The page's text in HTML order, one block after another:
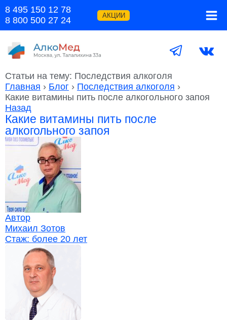
Перейти
содержимому
8 495 150 12 78
8 800 500 27 24
АКЦИИ
Статьи на тему: Последствия алкоголя
Главная › Блог › Последствия алкоголя ›
Какие витамины пить после алкогольного запоя
Назад
Какие витамины пить после
алкогольного запоя
Автор
Михаил Зотов
Стаж: более 20 лет